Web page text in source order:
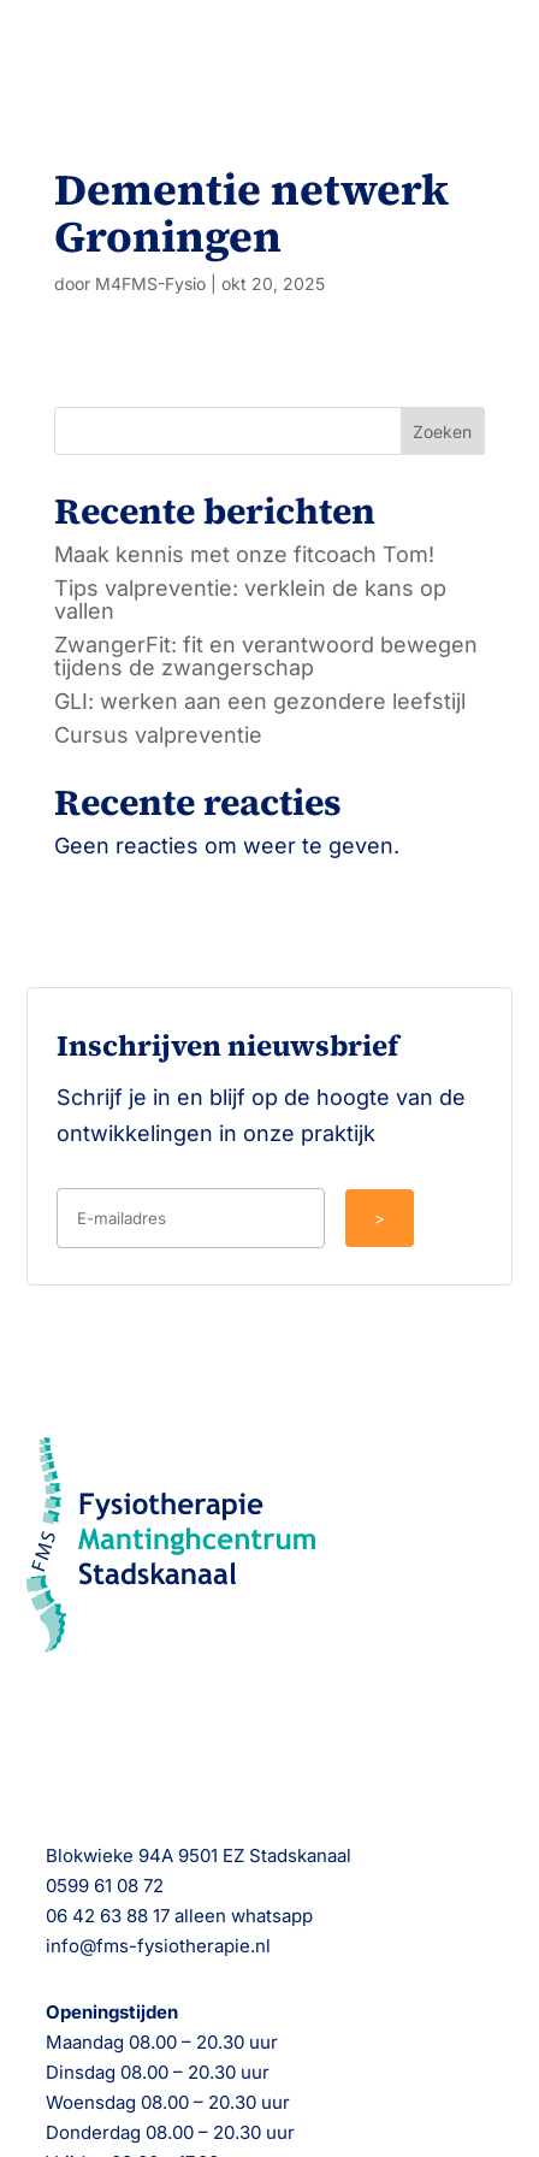
Dementie netwerk
Groningen
door M4FMS-Fysio| okt 20, 2025
Zoeken
Recente berichten
Maak kennis met onze fitcoach Tom!
Tips valpreventie: verklein de kans op
vallen
ZwangerFit: fit en verantwoord bewegen
tijdens de zwangerschap
GLI: werken aan een gezondere leefstijl
Cursus valpreventie
Recente reacties
Geen reacties om weer te geven.
Inschrijven nieuwsbrief
Schrijf je in en blijf op de hoogte van de
ontwikkelingen in onze praktijk
Blokwieke 94A 9501 EZ Stadskanaal
0599 61 08 72
06 42 63 88 17 alleen whatsapp
info@fms-fysiotherapie.nl
Openingstijden
Maandag 08.00 – 20.30 uur
Dinsdag 08.00 – 20.30 uur
Woensdag 08.00 – 20.30 uur
Donderdag 08.00 – 20.30 uur